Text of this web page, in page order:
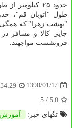
"بهشت زهرا" كه همگی
جایی كالا و مسافر
فرونشست مواجهند.
1398/01/17
5.0
/ 5
تگهای خبر:
آموزش